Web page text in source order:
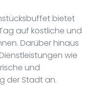
bietet
auf köstliche und
Darüber hinaus
wie
und
der Stadt an.